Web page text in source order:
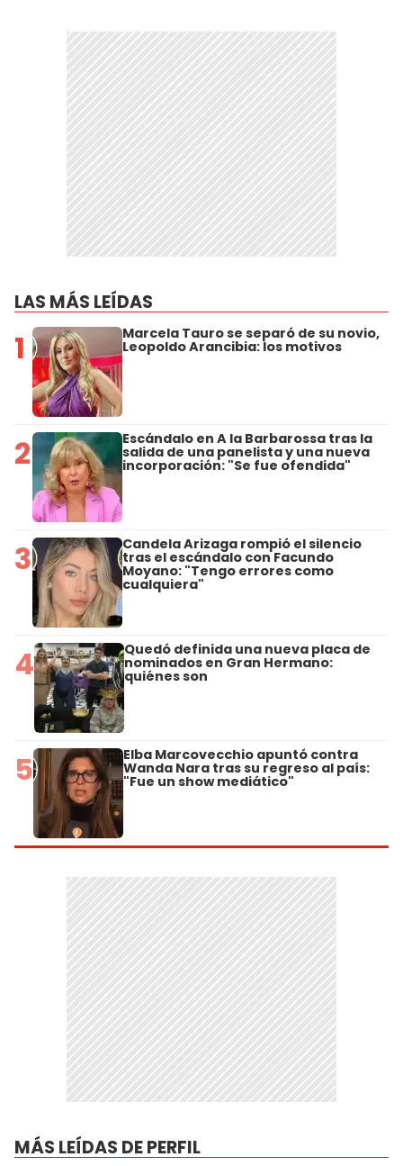
LAS MÁS LEÍDAS
1 Marcela Tauro se separó de su novio,
Leopoldo Arancibia: los motivos
2 Escándalo en A la Barbarossa tras la
salida de una panelista y una nueva
incorporación: "Se fue ofendida"
3 Candela Arizaga rompió el silencio
tras el escándalo con Facundo
Moyano: "Tengo errores como
cualquiera"
4 Quedó definida una nueva placa de
nominados en Gran Hermano:
quiénes son
5 Elba Marcovecchio apuntó contra
Wanda Nara tras su regreso al país:
"Fue un show mediático"
MÁS LEÍDAS DE PERFIL